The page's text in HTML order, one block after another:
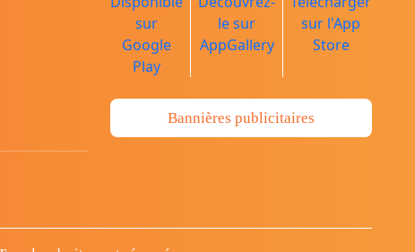
Bannières publicitaires